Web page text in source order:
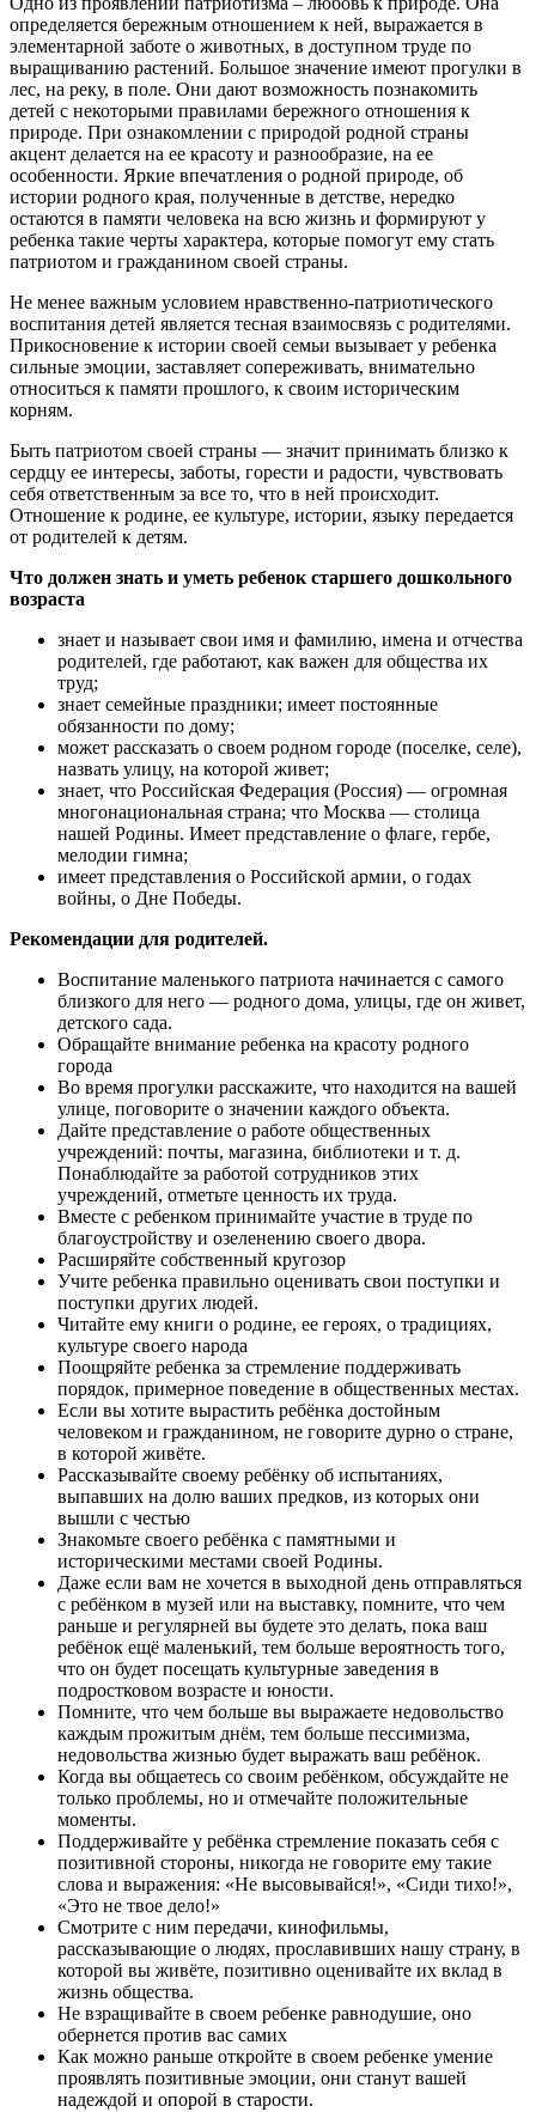
определяется бережным отношением к ней, выражается в
элементарной заботе о животных, в доступном труде по
выращиванию растений. Большое значение имеют прогулки в
лес, на реку, в поле. Они дают возможность познакомить
детей с некоторыми правилами бережного отношения к
природе. При ознакомлении с природой родной страны
акцент делается на ее красоту и разнообразие, на ее
особенности. Яркие впечатления о родной природе, об
истории родного края, полученные в детстве, нередко
остаются в памяти человека на всю жизнь и формируют у
ребенка такие черты характера, которые помогут ему стать
патриотом и гражданином своей страны.
Не менее важным условием нравственно-патриотического
воспитания детей является тесная взаимосвязь с родителями.
Прикосновение к истории своей семьи вызывает у ребенка
сильные эмоции, заставляет сопереживать, внимательно
относиться к памяти прошлого, к своим историческим
корням.
Быть патриотом своей страны — значит принимать близко к
сердцу ее интересы, заботы, горести и радости, чувствовать
себя ответственным за все то, что в ней происходит.
Отношение к родине, ее культуре, истории, языку передается
от родителей к детям.
Что должен знать и уметь ребенок старшего дошкольного
возраста
знает и называет свои имя и фамилию, имена и отчества
родителей, где работают, как важен для общества их
труд;
знает семейные праздники; имеет постоянные
обязанности по дому;
может рассказать о своем родном городе (поселке, селе),
назвать улицу, на которой живет;
знает, что Российская Федерация (Россия) — огромная
многонациональная страна; что Москва — столица
нашей Родины. Имеет представление о флаге, гербе,
мелодии гимна;
имеет представления о Российской армии, о годах
войны, о Дне Победы.
Рекомендации для родителей.
Воспитание маленького патриота начинается с самого
близкого для него — родного дома, улицы, где он живет,
детского сада.
Обращайте внимание ребенка на красоту родного
города
Во время прогулки расскажите, что находится на вашей
улице, поговорите о значении каждого объекта.
Дайте представление о работе общественных
учреждений: почты, магазина, библиотеки и т. д.
Понаблюдайте за работой сотрудников этих
учреждений, отметьте ценность их труда.
Вместе с ребенком принимайте участие в труде по
благоустройству и озеленению своего двора.
Расширяйте собственный кругозор
Учите ребенка правильно оценивать свои поступки и
поступки других людей.
Читайте ему книги о родине, ее героях, о традициях,
культуре своего народа
Поощряйте ребенка за стремление поддерживать
порядок, примерное поведение в общественных местах.
Если вы хотите вырастить ребёнка достойным
человеком и гражданином, не говорите дурно о стране,
в которой живёте.
Рассказывайте своему ребёнку об испытаниях,
выпавших на долю ваших предков, из которых они
вышли с честью
Знакомьте своего ребёнка с памятными и
историческими местами своей Родины.
Даже если вам не хочется в выходной день отправляться
с ребёнком в музей или на выставку, помните, что чем
раньше и регулярней вы будете это делать, пока ваш
ребёнок ещё маленький, тем больше вероятность того,
что он будет посещать культурные заведения в
подростковом возрасте и юности.
Помните, что чем больше вы выражаете недовольство
каждым прожитым днём, тем больше пессимизма,
недовольства жизнью будет выражать ваш ребёнок.
Когда вы общаетесь со своим ребёнком, обсуждайте не
только проблемы, но и отмечайте положительные
моменты.
Поддерживайте у ребёнка стремление показать себя с
позитивной стороны, никогда не говорите ему такие
слова и выражения: «Не высовывайся!», «Сиди тихо!»,
«Это не твое дело!»
Смотрите с ним передачи, кинофильмы,
рассказывающие о людях, прославивших нашу страну, в
которой вы живёте, позитивно оценивайте их вклад в
жизнь общества.
Не взращивайте в своем ребенке равнодушие, оно
обернется против вас самих
Как можно раньше откройте в своем ребенке умение
проявлять позитивные эмоции, они станут вашей
надеждой и опорой в старости.